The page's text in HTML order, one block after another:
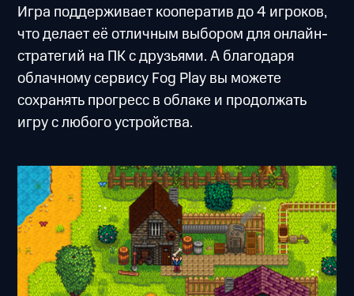
Игра поддерживает кооператив до 4 игроков,
что делает её отличным выбором для онлайн-
стратегий на ПК с друзьями. А благодаря
облачному сервису Fog Play вы можете
сохранять прогресс в облаке и продолжать
игру с любого устройства.